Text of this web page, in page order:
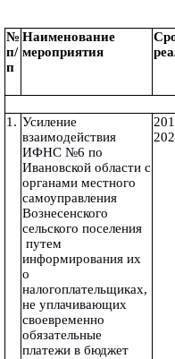
№
п/
п
Наименование
мероприятия
Раздел 1
1. Усиление
взаимодействия
ИФНС №6 по
Ивановской области с
органами местного
самоуправления
Вознесенского
сельского поселения
путем
информирования их
о
налогоплательщиках,
не уплачивающих
своевременно
обязательные
платежи в бюджет